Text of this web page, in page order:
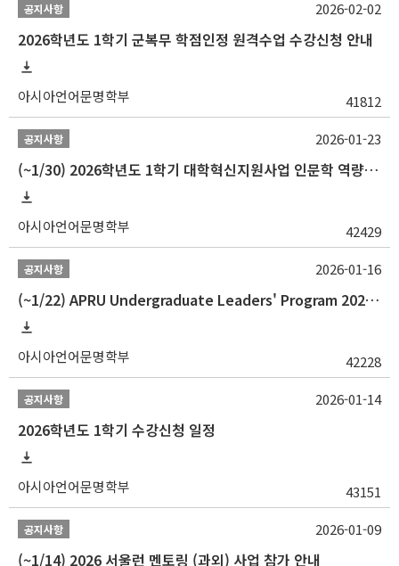
공지사항
2026학년도 1학기 군복무 학점인정 원격수업 수강신청 안내
아시아언어문명학부 41812
2026-02-02
공지사항
(~1/30) 2026학년도 1학기 대학혁신지원사업 인문학 역량강화 학업지원금 지원 선발 안내(학·석·박사)
아시아언어문명학부 42429
2026-01-23
공지사항
(~1/22) APRU Undergraduate Leaders' Program 2026 프로그램 참가자 모집
아시아언어문명학부 42228
2026-01-16
공지사항
2026학년도 1학기 수강신청 일정
아시아언어문명학부 43151
2026-01-14
공지사항
(~1/14) 2026 서울런 멘토링 (과외) 사업 참가 안내
2026-01-09